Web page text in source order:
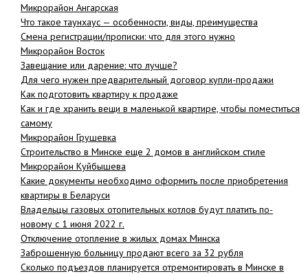
Микрорайон Ангарская
Что такое таунхаус — особенности, виды, преимущества
Смена регистрации/прописки: что для этого нужно
Микрорайон Восток
Завещание или дарение: что лучше?
Для чего нужен предварительный договор купли-продажи
Как подготовить квартиру к продаже
Как и где хранить вещи в маленькой квартире, чтобы поместиться
самому
Микрорайон Грушевка
Cтроительство в Минске еще 2 домов в английском стиле
Микрорайон Куйбышева
Какие документы необходимо оформить после приобретения
квартиры в Беларуси
Владельцы газовых отопительных котлов будут платить по-
новому с 1 июня 2022 г.
Отключение отопление в жилых домах Минска
Заброшенную больницу продают всего за 32 рубля
Сколько подъездов планируется отремонтировать в Минске в